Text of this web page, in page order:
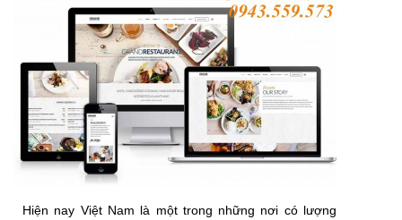
Hiện nay Việt Nam là một trong những nơi có lượng